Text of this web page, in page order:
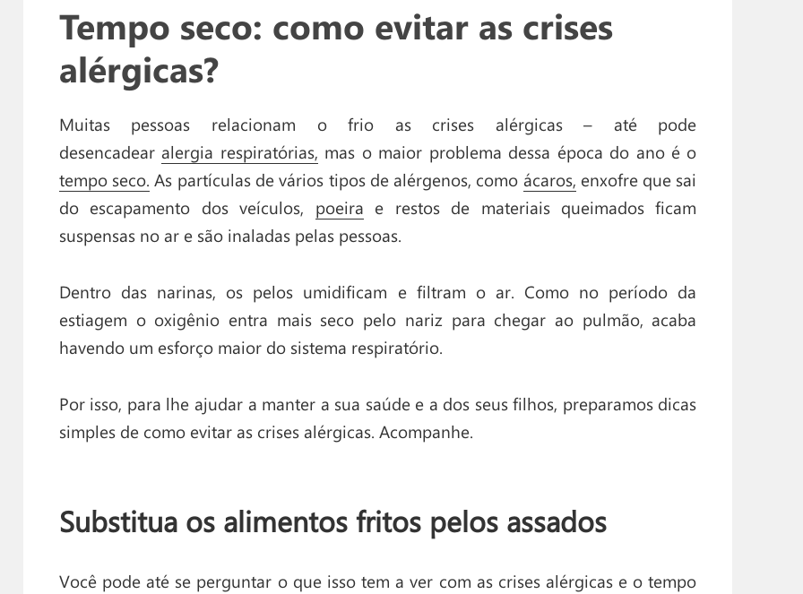
Tempo seco: como evitar as crises
alérgicas?
Muitas pessoas relacionam o frio as crises alérgicas – até pode
desencadearalergia respiratórias, mas o maior problema dessa época do ano é o
tempo seco. As partículas de vários tipos de alérgenos, como ácaros, enxofre que sai
do escapamento dos veículos, poeira e restos de materiais queimados ficam
suspensas no ar e são inaladas pelas pessoas.
Dentro das narinas, os pelos umidificam e filtram o ar. Como no período da
estiagem o oxigênio entra mais seco pelo nariz para chegar ao pulmão, acaba
havendo um esforço maior do sistema respiratório.
Por isso, para lhe ajudar a manter a sua saúde e a dos seus filhos, preparamos dicas
simples de como evitar as crises alérgicas. Acompanhe.
Substitua os alimentos fritos pelos assados
Você pode até se perguntar o que isso tem a ver com as crises alérgicas e o tempo